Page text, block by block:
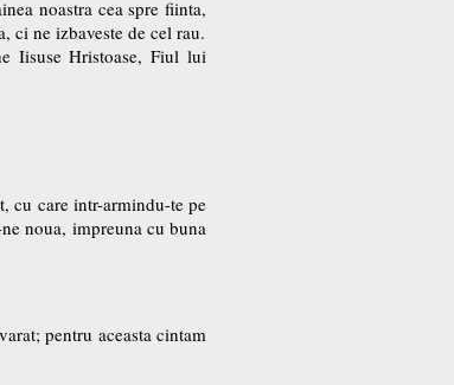
noastra cea spre fiinta,
ci ne izbaveste de cel rau.
Iisuse Hristoase, Fiul lui
cu care intr-armindu-te pe
noua, impreuna cu buna
pentru aceasta cintam